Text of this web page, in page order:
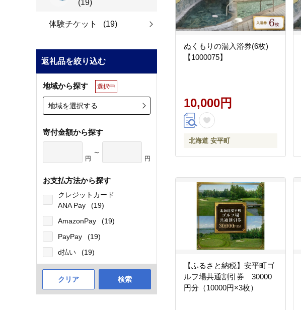
(19)
体験チケット (19)
返礼品を絞り込む
地域から探す 選択中
地域を選択する
寄付金額から探す
円
～
円
お支払方法から探す
クレジットカード
ANA Pay
(19)
AmazonPay
(19)
PayPay
(19)
d払い
(19)
クリア 検索
ぬくもりの湯入浴券(6枚)
【1000075】
10,000円
北海道 安平町
【ふるさと納税】安平町ゴ
ルフ場共通割引券 30000
円分（10000円×3枚）